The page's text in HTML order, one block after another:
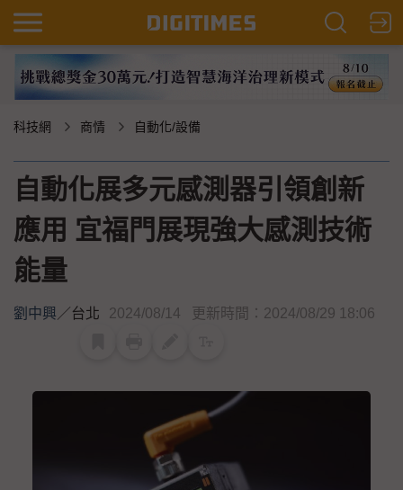
科技網 商情 自動化/設備
自動化展多元感測器引領創新
應用 宜福門展現強大感測技術
能量
劉中興／台北 2024/08/14 更新時間：2024/08/29 18:06